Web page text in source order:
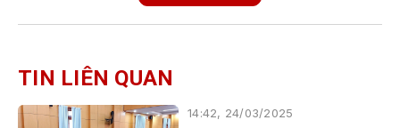
TIN LIÊN QUAN
14:42, 24/03/2025